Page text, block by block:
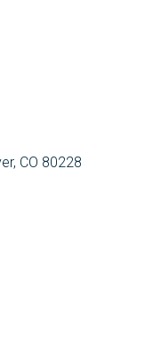
CO 80228